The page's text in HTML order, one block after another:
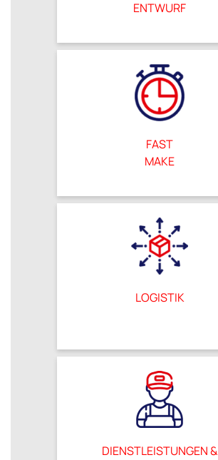
ENTWURF
FAST
MAKE
LOGISTIK
DIENSTLEISTUNGEN &